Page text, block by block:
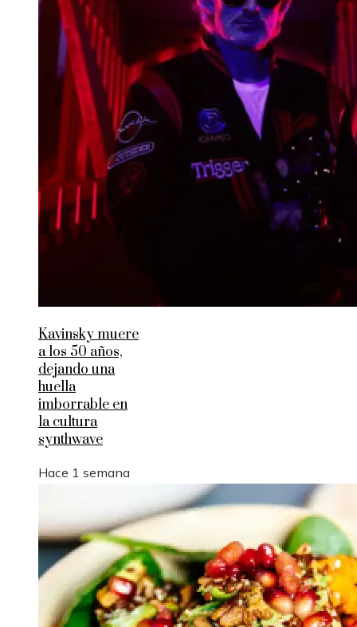
Kavinsky muere
a los 50 años,
dejando una
huella
imborrable en
la cultura
synthwave
Hace 1 semana